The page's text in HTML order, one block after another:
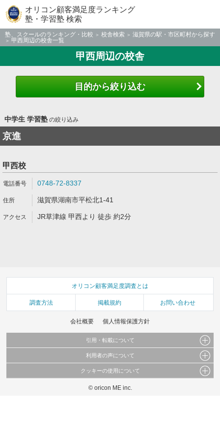
オリコン顧客満足度ランキング
塾・学習塾 検索
塾、スクールのランキング・比較 校舎検索
滋賀県の駅・市区町村から探す
甲西周辺の校舎一覧
甲西周辺の校舎
目的から絞り込む
中学生 学習塾の絞り込み
京進
甲西校
0748-72-8337
滋賀県湖南市平松北1-41
JR草津線 甲西より 徒歩 約2分
オリコン顧客満足度調査とは
調査方法 掲載規約 お問い合わせ
会社概要 個人情報保護方針
引用・転載について
当サイトで公開されている情報（文字、写真、イラスト、画像データ等）及びこれらの配
これらの情報を権利者の許可なく無断転載・複製などの二次利用を行うことは固く禁じて
利用者の声について
当サイトに掲載している内容はすべてサービスの利用者が提出された見解・感想です。
弊社の見解・ 意見ではないことをご理解いただいた上でご覧ください。
クッキーの使用について
このサイトでは Cookie を使用して、ユーザーに合わせたコンテンツや広告の表示、ソー
© oricon ME inc.